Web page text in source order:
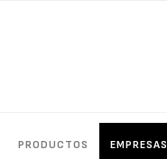
PRODUCTOS EMPRESAS